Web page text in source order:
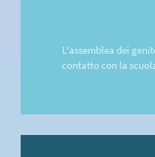
L'assemblea dei
contatto con la